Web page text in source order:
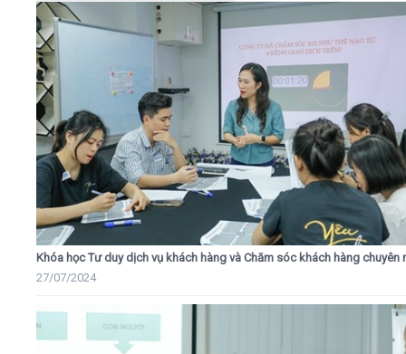
Khóa học Tư duy dịch vụ khách hàng và Chăm sóc khách hàng chuyên
27/07/2024